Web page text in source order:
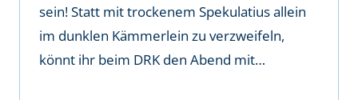
sein! Statt mit trockenem Spekulatius allein
im dunklen Kämmerlein zu verzweifeln,
könnt ihr beim DRK den Abend mit…